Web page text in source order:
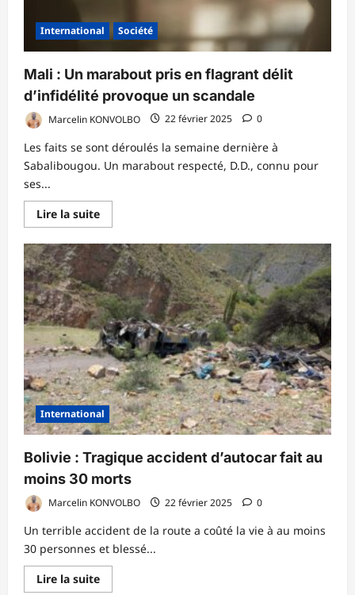
International Société
Mali : Un marabout pris en flagrant délit
d’infidélité provoque un scandale
Marcelin KONVOLBO 22 février 2025 0
Les faits se sont déroulés la semaine dernière à
Sabalibougou. Un marabout respecté, D.D., connu pour
ses...
Lire la suiteEn
savoir
sur
Mali
Un
marabout
pris
en
flagrant
délit
d’infidélité
provoque
un
scandale
International
Bolivie : Tragique accident d’autocar fait au
moins 30 morts
Marcelin KONVOLBO 22 février 2025 0
Un terrible accident de la route a coûté la vie à au moins
30 personnes et blessé...
Lire la suiteEn
savoir